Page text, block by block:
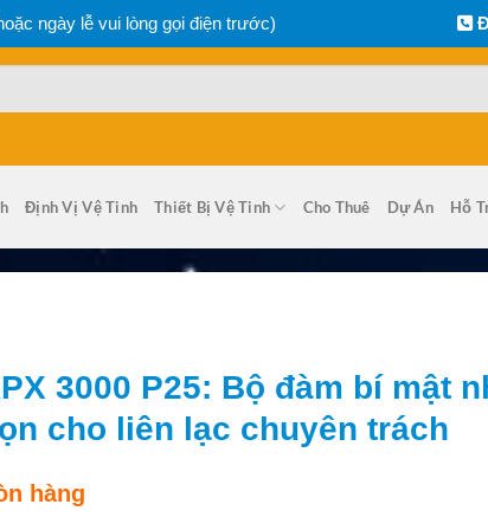
ngày lễ vui lòng gọi điện trước)
Định Vị Vệ Tinh Thiết Bị Vệ Tinh Cho Thuê Dự Án Hỗ
3000 P25: Bộ đàm bí mật
cho liên lạc chuyên trách
hàng